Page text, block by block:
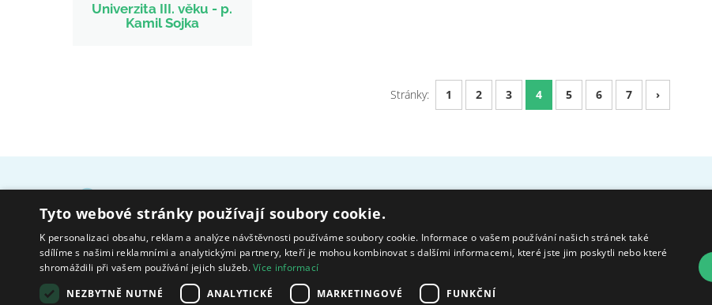
Univerzita III. věku - p.
Kamil Sojka
Stránky: 1 2 3 4 5 6 7 ›
Alejní 375/22, 747 21 Kravaře
Zřizuje a finančně nás podporuje
Moravskoslezský kraj poskytuje
dotaci na zajištění sociálních
Tyto webové stránky používají soubory cookie.
K personalizaci obsahu, reklam a analýze návštěvnosti používáme soubory cookie. Informace o vašem používání našich stránek také
sdílíme s našimi reklamními a analytickými partnery, kteří je mohou kombinovat s dalšími informacemi, které jste jim poskytli nebo které
shromáždili při vašem používání jejich služeb.Více informací
NEZBYTNĚ NUTNÉ
ANALYTICKÉ MARKETINGOVÉ FUNKČNÍ